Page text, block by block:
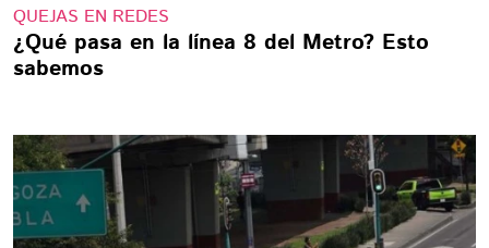
QUEJAS EN REDES
¿Qué pasa en la línea 8 del Metro? Esto
sabemos